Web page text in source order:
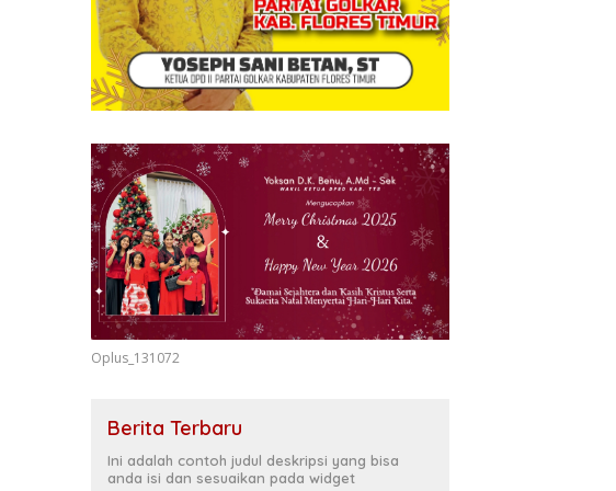
Oplus_131072
Berita Terbaru
Ini adalah contoh judul deskripsi yang bisa
anda isi dan sesuaikan pada widget